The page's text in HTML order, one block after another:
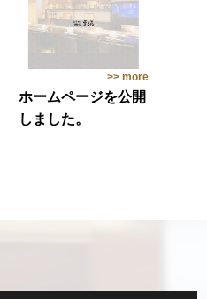
>> more
ホームページを公開
しました。